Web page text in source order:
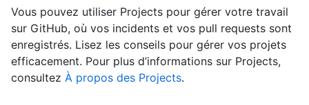
Vous pouvez utiliser Projects pour gérer votre travail
sur GitHub, où vos incidents et vos pull requests sont
enregistrés. Lisez les conseils pour gérer vos projets
efficacement. Pour plus d’informations sur Projects,
consultez À propos des Projects.